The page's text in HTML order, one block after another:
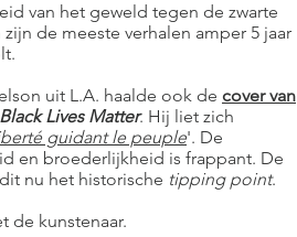
van het geweld tegen de zwarte
de meeste verhalen amper 5 jaar
uit L.A. haalde ook de cover van
Lives Matter. Hij liet zich
guidant le peuple'. De
en broederlijkheid is frappant. De
nu het historische tipping point.
de kunstenaar.